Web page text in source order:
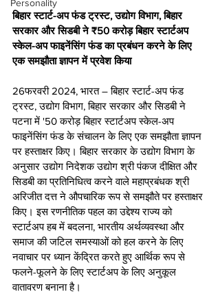
Personality
बिहार स्टार्ट-अप फंड ट्रस्ट, उद्योग विभाग, बिहार
सरकार और सिडबी ने ₹50 करोड़ बिहार स्टार्टअप
स्केल-अप फाइनेंसिंग फंड का प्रबंधन करने के लिए
एक समझौता ज्ञापन में प्रवेश किया
26फरवरी 2024, भारत – बिहार स्टार्ट-अप फंड
ट्रस्ट, उद्योग विभाग, बिहार सरकार और सिडबी ने
पटना में '50 करोड़ बिहार स्टार्टअप स्केल-अप
फाइनेंसिंग फंड के संचालन के लिए एक समझौता ज्ञापन
पर हस्ताक्षर किए। बिहार सरकार के उद्योग विभाग के
अनुसार उद्योग निदेशक उद्योग श्री पंकज दीक्षित और
सिडबी का प्रतिनिधित्व करने वाले महाप्रबंधक श्री
अरिजीत दत्त ने औपचारिक रूप से समझौते पर हस्ताक्षर
किए। इस रणनीतिक पहल का उद्देश्य राज्य को
स्टार्टअप हब में बदलना, भारतीय अर्थव्यवस्था और
समाज की जटिल समस्याओं को हल करने के लिए
नवाचार पर ध्यान केंद्रित करते हुए आर्थिक रूप से
फलने-फूलने के लिए स्टार्टअप के लिए अनुकूल
वातावरण बनाना है।